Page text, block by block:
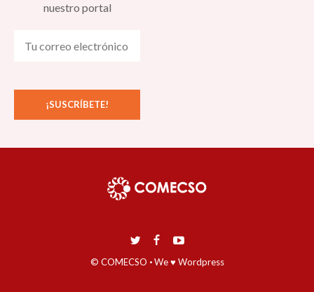
nuestro portal
© COMECSO ·We ♥ Wordpress